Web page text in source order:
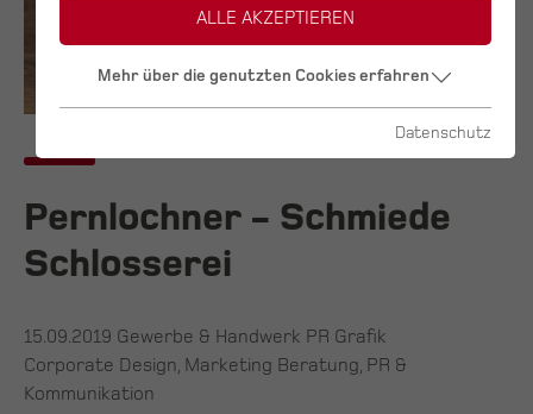
Pernlochner - Schmiede
Schlosserei
15.09.2019 Gewerbe & Handwerk PR Grafik
Corporate Design, Marketing Beratung, PR &
Kommunikation
ALLE AKZEPTIEREN
Mehr über die genutzten Cookies erfahren
Datenschutz